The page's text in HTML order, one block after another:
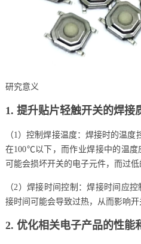
研究意义
1. 提升贴片轻触开关的焊接
（1）控制焊接温度：焊接时的温
在100℃以下，而作业焊接中的温
可能会损坏开关的电子元件，而过
（2）焊接时间控制：焊接时间应
接时间可能会导致过热，从而影响开
2. 优化相关电子产品的性能